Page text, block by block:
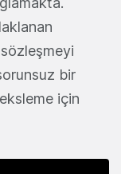
sözleşmeyi
bir
için